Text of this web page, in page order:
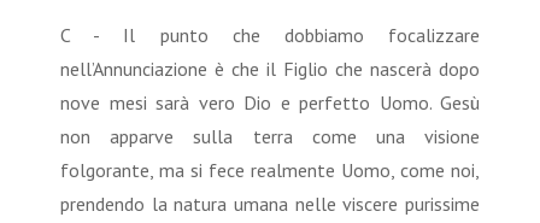
C - Il punto che dobbiamo focalizzare
nell’Annunciazione è che il Figlio che nascerà dopo
nove mesi sarà vero Dio e perfetto Uomo. Gesù
non apparve sulla terra come una visione
folgorante, ma si fece realmente Uomo, come noi,
prendendo la natura umana nelle viscere purissime